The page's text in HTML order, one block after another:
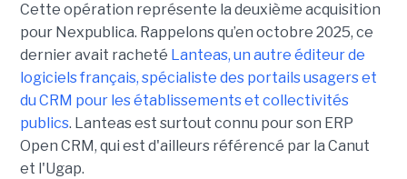
Cette opération représente la deuxième acquisition
pour Nexpublica. Rappelons qu’en octobre 2025, ce
dernier avait racheté Lanteas, un autre éditeur de
logiciels français, spécialiste des portails usagers et
du CRM pour les établissements et collectivités
publics. Lanteas est surtout connu pour son ERP
Open CRM, qui est d'ailleurs référencé par la Canut
et l'Ugap.